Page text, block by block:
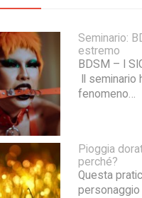
Seminario:
estremo
BDSM – I
Il seminario
fenomeno…
Pioggia
perché?
Questa